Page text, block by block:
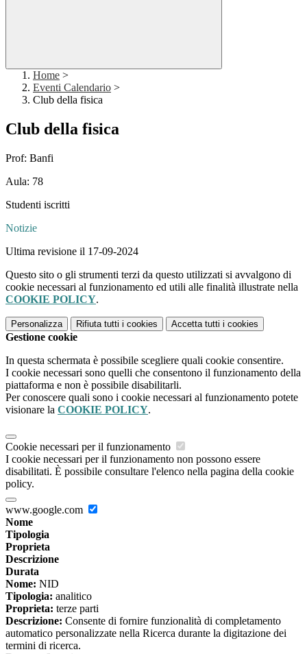
Home >
Eventi Calendario >
Club della fisica
Club della fisica
Prof: Banfi
Aula: 78
Studenti iscritti
Notizie
Ultima revisione il 17-09-2024
Questo sito o gli strumenti terzi da questo utilizzati si avvalgono di
cookie necessari al funzionamento ed utili alle finalità illustrate nella
COOKIE POLICY.
Personalizza Rifiuta tutti i cookies Accetta tutti i cookies
Gestione cookie
In questa schermata è possibile scegliere quali cookie consentire.
I cookie necessari sono quelli che consentono il funzionamento della
piattaforma e non è possibile disabilitarli.
Per conoscere quali sono i cookie necessari al funzionamento potete
visionare la COOKIE POLICY.
Cookie necessari per il funzionamento
I cookie necessari per il funzionamento non possono essere
disabilitati. È possibile consultare l'elenco nella pagina della cookie
policy.
www.google.com
Nome
Tipologia
Proprieta
Descrizione
Durata
Nome: NID
Tipologia: analitico
Proprieta: terze parti
Descrizione: Consente di fornire funzionalità di completamento
automatico personalizzate nella Ricerca durante la digitazione dei
termini di ricerca.